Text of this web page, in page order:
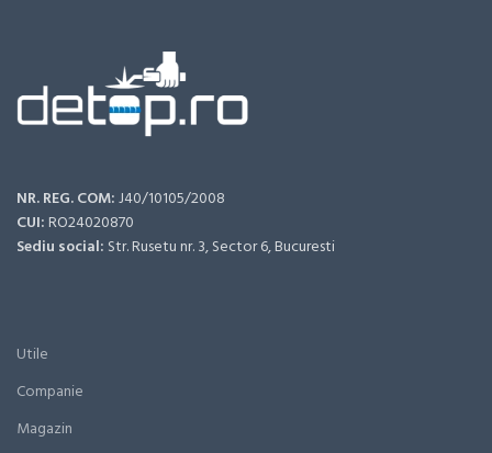
NR. REG. COM:J40/10105/2008
CUI:RO24020870
Sediu social: Str. Rusetu nr. 3, Sector 6, Bucuresti
Utile
Companie
Magazin